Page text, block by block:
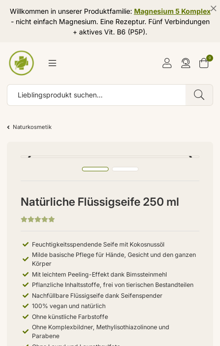
Willkommen in unserer Produktfamilie: Magnesium 5 Komplex
- nicht einfach Magnesium. Eine Rezeptur. Fünf Verbindungen
+ aktives Vit. B6 (P5P).
0
Naturkosmetik
Natürliche Flüssigseife 250 ml
Feuchtigkeitsspendende Seife mit Kokosnussöl
Milde basische Pflege für Hände, Gesicht und den ganzen
Körper
Mit leichtem Peeling-Effekt dank Bimssteinmehl
Pflanzliche Inhaltsstoffe, frei von tierischen Bestandteilen
Nachfüllbare Flüssigseife dank Seifenspender
100% vegan und natürlich
Ohne künstliche Farbstoffe
Ohne Komplexbildner, Methylisothiazolinone und
Parabene